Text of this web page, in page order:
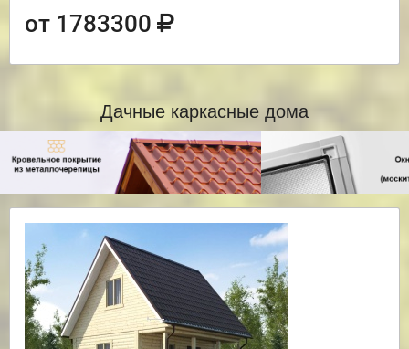
от 1783300
Дачные каркасные дома